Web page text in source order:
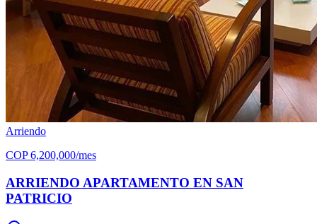
Arriendo
COP 6,200,000/mes
ARRIENDO APARTAMENTO EN SAN
PATRICIO